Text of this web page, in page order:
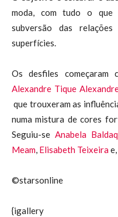
moda, com tudo o que
subversão das
superfícies.
Os desfiles começaram
Alexandre Tique
que trouxeram as
numa mistura de cores
Seguiu-seAnabela
Meam, Elisabeth Teixeira
©starsonline
{igallery